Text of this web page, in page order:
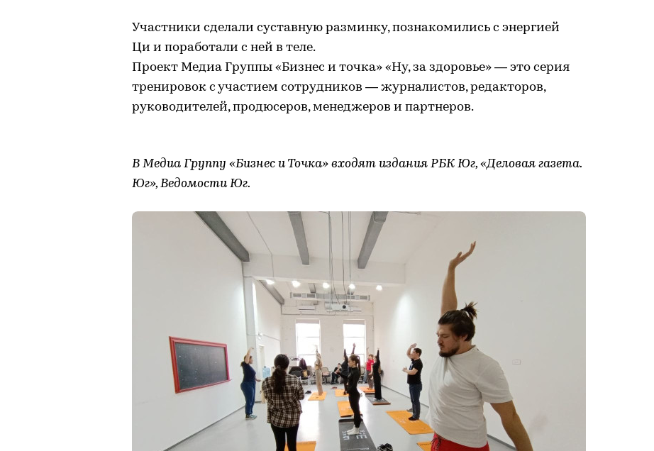
Участники сделали суставную разминку, познакомились с энергией
Ци и поработали с ней в теле.
Проект Медиа Группы «Бизнес и точка» «Ну, за здоровье» — это серия
тренировок с участием сотрудников — журналистов, редакторов,
руководителей, продюсеров, менеджеров и партнеров.
В Медиа Группу «Бизнес и Точка» входят издания РБК Юг, «Деловая газета.
Юг», Ведомости Юг.